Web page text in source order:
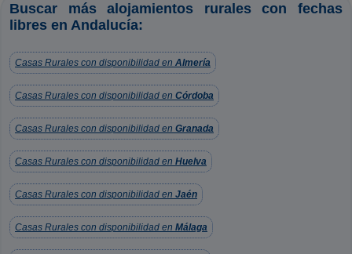
Buscar más alojamientos rurales con fechas
libres en Andalucía:
Casas Rurales con disponibilidad en Almería
Casas Rurales con disponibilidad en Córdoba
Casas Rurales con disponibilidad en Granada
Casas Rurales con disponibilidad en Huelva
Casas Rurales con disponibilidad en Jaén
Casas Rurales con disponibilidad en Málaga